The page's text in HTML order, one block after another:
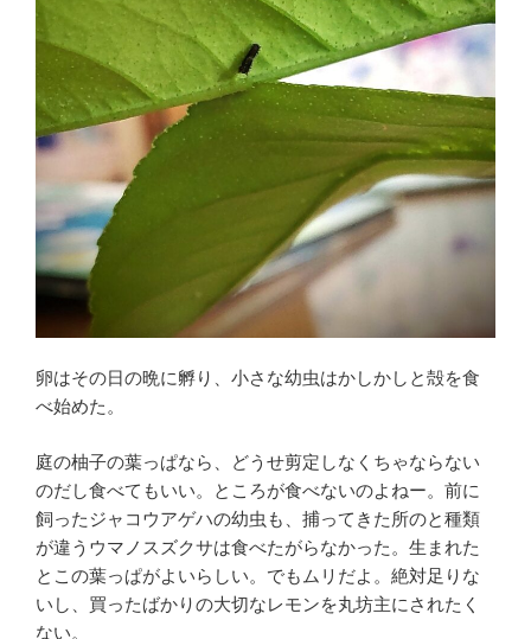
卵はその日の晩に孵り、小さな幼虫はかしかしと殻を食
べ始めた。
庭の柚子の葉っぱなら、どうせ剪定しなくちゃならない
のだし食べてもいい。ところが食べないのよねー。前に
飼ったジャコウアゲハの幼虫も、捕ってきた所のと種類
が違うウマノスズクサは食べたがらなかった。生まれた
とこの葉っぱがよいらしい。でもムリだよ。絶対足りな
いし、買ったばかりの大切なレモンを丸坊主にされたく
ない。